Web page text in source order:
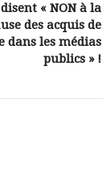
disent « NON à la
des acquis de
dans les médias
publics » !